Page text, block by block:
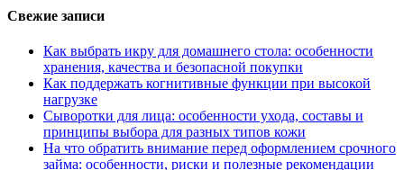
Свежие записи
Как выбрать икру для домашнего стола: особенности
хранения, качества и безопасной покупки
Как поддержать когнитивные функции при высокой
нагрузке
Сыворотки для лица: особенности ухода, составы и
принципы выбора для разных типов кожи
На что обратить внимание перед оформлением срочного
займа: особенности, риски и полезные рекомендации